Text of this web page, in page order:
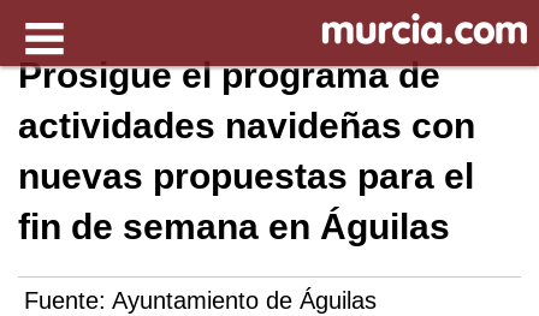
Prosigue el programa de
actividades navideñas con
nuevas propuestas para el
fin de semana en Águilas
Fuente: Ayuntamiento de Águilas